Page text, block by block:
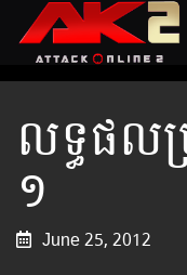
លទ្ធផល​
១
June 25, 2012